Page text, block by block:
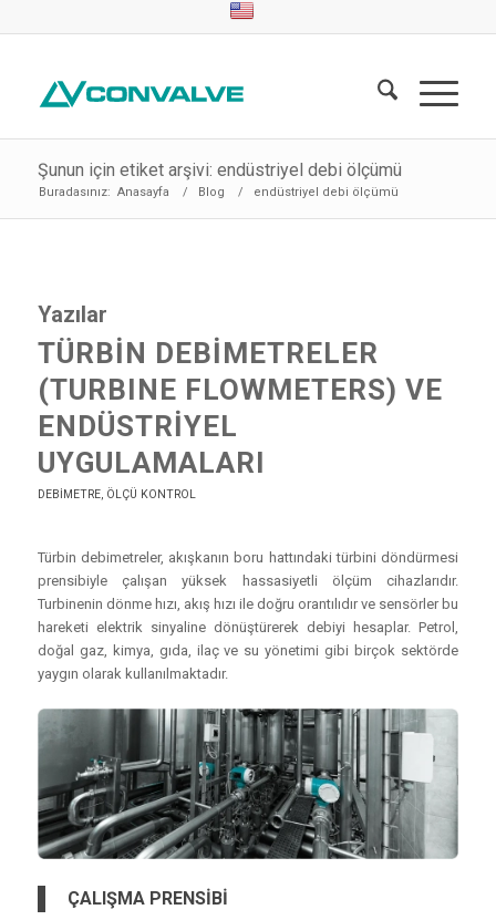
Şunun için etiket arşivi: endüstriyel debi ölçümü
Buradasınız: Anasayfa / Blog / endüstriyel debi ölçümü
Yazılar
TÜRBIN DEBIMETRELER
(TURBINE FLOWMETERS) VE
ENDÜSTRIYEL
UYGULAMALARI
DEBIMETRE, ÖLÇÜ KONTROL
Türbin debimetreler, akışkanın boru hattındaki türbini döndürmesi
prensibiyle çalışan yüksek hassasiyetli ölçüm cihazlarıdır.
Turbinenin dönme hızı, akış hızı ile doğru orantılıdır ve sensörler bu
hareketi elektrik sinyaline dönüştürerek debiyi hesaplar. Petrol,
doğal gaz, kimya, gıda, ilaç ve su yönetimi gibi birçok sektörde
yaygın olarak kullanılmaktadır.
ÇALIŞMA PRENSİBİ